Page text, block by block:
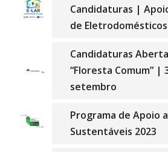
Candidaturas |
de
Candidaturas
“Floresta Comum” |
setembro
Programa de Apoio
Sustentáveis 2023